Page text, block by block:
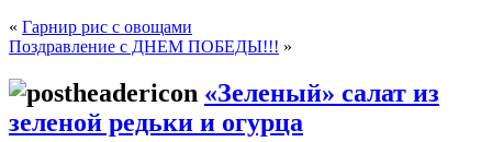
« Гарнир рис с овощами
Поздравление с ДНЕМ ПОБЕДЫ!!! »
«Зеленый» салат из
зеленой редьки и огурца